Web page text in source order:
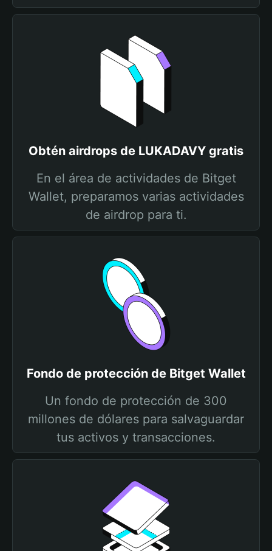
Obtén airdrops de LUKADAVY gratis
En el área de actividades de Bitget
Wallet, preparamos varias actividades
de airdrop para ti.
Fondo de protección de Bitget Wallet
Un fondo de protección de 300
millones de dólares para salvaguardar
tus activos y transacciones.